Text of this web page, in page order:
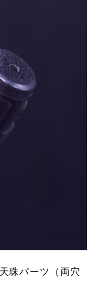
珠パーツ（両穴